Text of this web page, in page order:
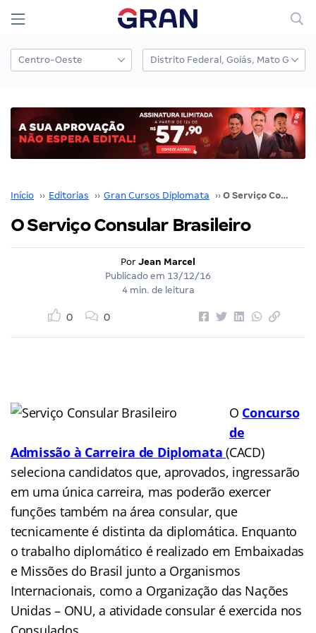
Início ›› Editorias ›› Gran Cursos Diplomata ›› O Serviço Consular Brasileiro
O Serviço Consular Brasileiro
Por Jean Marcel
Publicado em 13/12/16
4 min. de leitura
0 0
O Concurso
de
Admissão à Carreira de Diplomata (CACD)
seleciona candidatos que, aprovados, ingressarão
em uma única carreira, mas poderão exercer
funções também na área consular, que
tecnicamente é distinta da diplomática. Enquanto
o trabalho diplomático é realizado em Embaixadas
e Missões do Brasil junto a Organismos
Internacionais, como a Organização das Nações
Unidas – ONU, a atividade consular é exercida nos